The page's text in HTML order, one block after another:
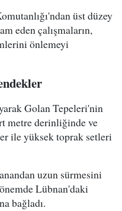
üst düzey
eden çalışmaların,
önlemeyi
Golan Tepeleri'nin
metre derinliğinde ve
ile yüksek toprak setleri
uzun sürmesini
Lübnan'daki
bağladı.